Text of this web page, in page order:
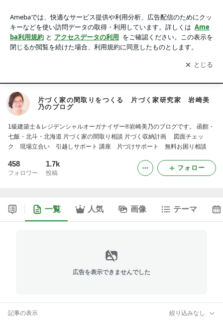
アプリをダウンロードして ブログの更新通知
を受け取りまし
ょう。
開く
片づく家の間取りをつくる 片づく家研究家 岩崎美
乃のブログ
1級建築士＆レジデンシャルオーガナイザー®岩崎美乃のブログです。 函館・
七飯・北斗・北海道 片づく家の間取り相談 片づく収納計画 図面チェッ
ク 現場立合い 引越しサポート 講座 片づけサポート 無料お困り相談
458
フォロワー
1.7k
投稿
フォロー
一覧 人気 画像 テーマ
広告を表示できませんでした
記事の表示 絞り込みなし